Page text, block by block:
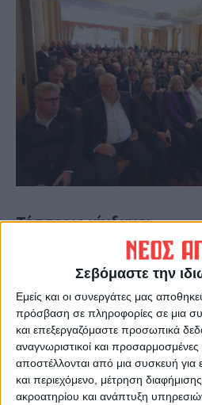
Σεβόμαστε την
Εμείς και οι συνεργάτες μας
πρόσβαση σε πληροφορίες σε μια
και επεξεργαζόμαστε προσωπικά
αναγνωριστικοί και
αποστέλλονται από μια συσκευή για
και περιεχόμενο, μέτρηση
ακροατηρίου και ανάπτυξη
Τέσσερις κίνδυνοι
Σε πρώτη φάση
50 σελίδων, για την
γεωργίας, ενώ θα
κτηνοτροφία. Με βάση
Θεσσαλική γεωργία
κινδύνους:
– Τον συνεχιζόμενο
καταστροφής του 50%